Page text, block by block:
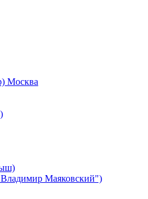
Москва
Маяковский")